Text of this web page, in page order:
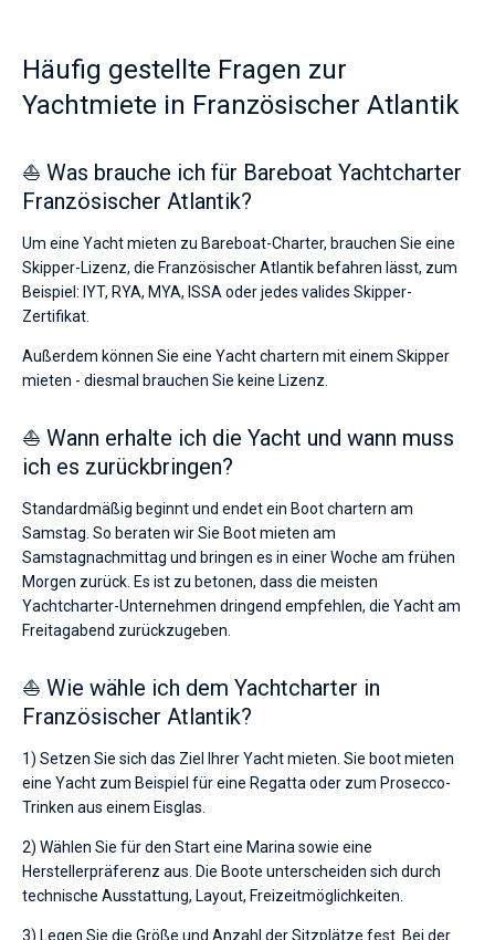
Häufig gestellte Fragen zur
Yachtmiete in Französischer Atlantik
⛵ Was brauche ich für Bareboat Yachtcharter
Französischer Atlantik?
Um eine Yacht mieten zu Bareboat-Charter, brauchen Sie eine
Skipper-Lizenz, die Französischer Atlantik befahren lässt, zum
Beispiel: IYT, RYA, MYA, ISSA oder jedes valides Skipper-
Zertifikat.
Außerdem können Sie eine Yacht chartern mit einem Skipper
mieten - diesmal brauchen Sie keine Lizenz.
⛵ Wann erhalte ich die Yacht und wann muss
ich es zurückbringen?
Standardmäßig beginnt und endet ein Boot chartern am
Samstag. So beraten wir Sie Boot mieten am
Samstagnachmittag und bringen es in einer Woche am frühen
Morgen zurück. Es ist zu betonen, dass die meisten
Yachtcharter-Unternehmen dringend empfehlen, die Yacht am
Freitagabend zurückzugeben.
⛵ Wie wähle ich dem Yachtcharter in
Französischer Atlantik?
1) Setzen Sie sich das Ziel Ihrer Yacht mieten. Sie boot mieten
eine Yacht zum Beispiel für eine Regatta oder zum Prosecco-
Trinken aus einem Eisglas.
2) Wählen Sie für den Start eine Marina sowie eine
Herstellerpräferenz aus. Die Boote unterscheiden sich durch
technische Ausstattung, Layout, Freizeitmöglichkeiten.
3) Legen Sie die Größe und Anzahl der Sitzplätze fest. Bei der